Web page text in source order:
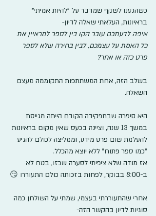
כשהגענו לשקף שמדבר על "להיות אמיתי"
בראיונות, העלאתי שאלה לדיון-
איפה לדעתכם עובר הקו בין לספר למראיין את
כל האמת על עצמכם, לבין בחירה שלא לספר
פרט כזה או אחר?
בשלב הזה, אחת המשתתפות התקוממה מעצם
השאלה.
היא סיפרה שבתפקידה הקודם הייתה מגייסת
במשך 13 שנה, וציינה בכעס שאין מקום בראיונות
להעלמת שום פרט מידע, וממליצה לכולם להגיע
"כמו ספר פתוח" ללא יוצא מהכלל.
אז מודה שלא ציפיתי לסערה שכזו, בטח לא
ב-8:00 בבוקר, לפחות בזכותה כולם התעוררו 😏
אחרי שהתעוררתי בעצמי, שמתי על השולחן כמה
סוגיות לדיון בהקשר הזה-